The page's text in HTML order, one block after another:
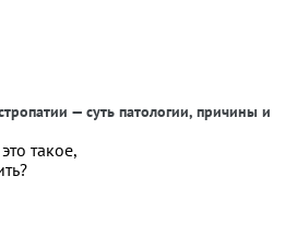
— суть патологии, причины и